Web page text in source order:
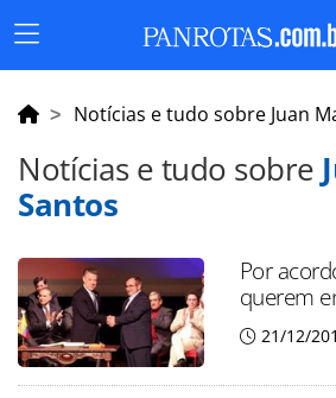
Menu
Principal
Notícias e tudo sobre Juan
Notícias e tudo sobre
Santos
Por
querem
21/12/